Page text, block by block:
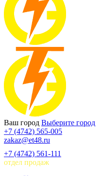
Ваш город Выберите город
+7 (4742) 565-005
zakaz@et48.ru
+7 (4742) 561-111
отдел продаж